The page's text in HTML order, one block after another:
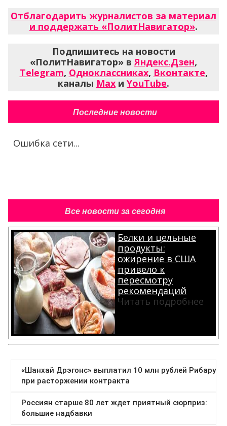
Отблагодарить журналистов за материал
и поддержать «ПолитНавигатор».
Подпишитесь на новости
«ПолитНавигатор» в Яндекс.Дзен,
Telegram, Одноклассниках, Вконтакте,
каналы Max и YouTube.
Последние новости
Ошибка сети...
Все новости за сегодня
Белки и цельные
продукты:
ожирение в США
привело к
пересмотру
рекомендаций
Читать подробнее